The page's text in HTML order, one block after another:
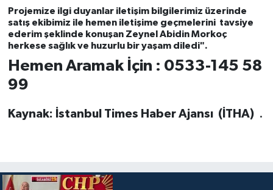
Projemize ilgi duyanlar iletişim bilgilerimiz üzerinde
satış ekibimiz ile hemen iletişime geçmelerini tavsiye
ederim şeklinde konuşan Zeynel Abidin Morkoç
herkese sağlık ve huzurlu bir yaşam diledi".
Hemen Aramak İçin : 0533-145 58
99
Kaynak: İstanbul Times Haber Ajansı (İTHA) .